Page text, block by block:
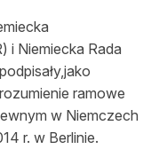
i Niemiecka Rada
ramowe
w Niemczech
r. w Berlinie.